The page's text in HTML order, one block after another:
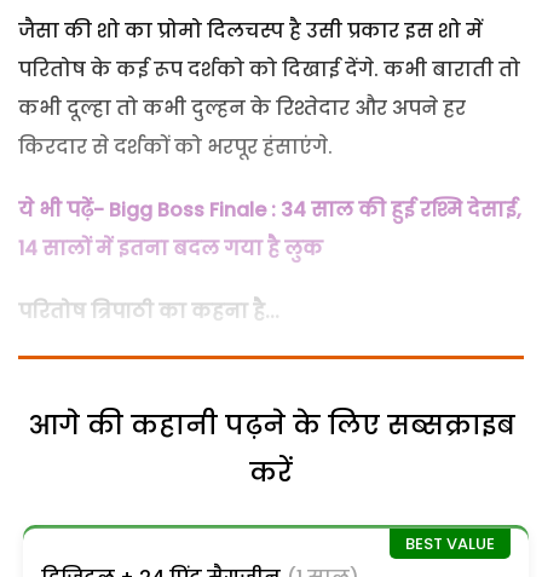
जैसा की शो का प्रोमो दिलचस्प है उसी प्रकार इस शो में
परितोष के कई रूप दर्शको को दिखाई देंगे. कभी बाराती तो
कभी दूल्हा तो कभी दुल्हन के रिश्तेदार और अपने हर
किरदार से दर्शकों को भरपूर हंसाएंगे.
ये भी पढ़ें- Bigg Boss Finale : 34 साल की हुई रश्मि देसाई,
14 सालों में इतना बदल गया है लुक
परितोष त्रिपाठी का कहना है...
आगे की कहानी पढ़ने के लिए सब्सक्राइब
करें